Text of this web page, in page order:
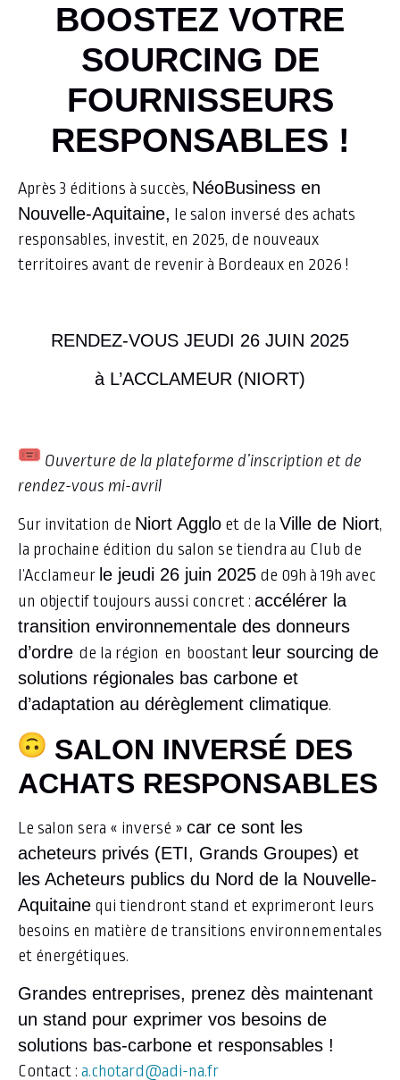
BOOSTEZ VOTRE
SOURCING DE
FOURNISSEURS
RESPONSABLES !
Après 3 éditions à succès, NéoBusiness en
Nouvelle-Aquitaine, le salon inversé des achats
responsables, investit, en 2025, de nouveaux
territoires avant de revenir à Bordeaux en 2026 !
RENDEZ-VOUS JEUDI 26 JUIN 2025
à L’ACCLAMEUR (NIORT)
Ouverture de la plateforme d’inscription et de
rendez-vous mi-avril
Sur invitation de Niort Agglo et de la Ville de Niort,
la prochaine édition du salon se tiendra au Club de
l’Acclameur le jeudi 26 juin 2025 de 09h à 19h avec
un objectif toujours aussi concret : accélérer la
transition environnementale des donneurs
d’ordre de la région en boostant leur sourcing de
solutions régionales bas carbone et
d’adaptation au dérèglement climatique.
SALON INVERSÉ DES
ACHATS RESPONSABLES
Le salon sera « inversé » car ce sont les
acheteurs privés (ETI, Grands Groupes) et
les Acheteurs publics du Nord de la Nouvelle-
Aquitaine qui tiendront stand et exprimeront leurs
besoins en matière de transitions environnementales
et énergétiques.
Grandes entreprises, prenez dès maintenant
un stand pour exprimer vos besoins de
solutions bas-carbone et responsables !
Contact : a.chotard@adi-na.fr